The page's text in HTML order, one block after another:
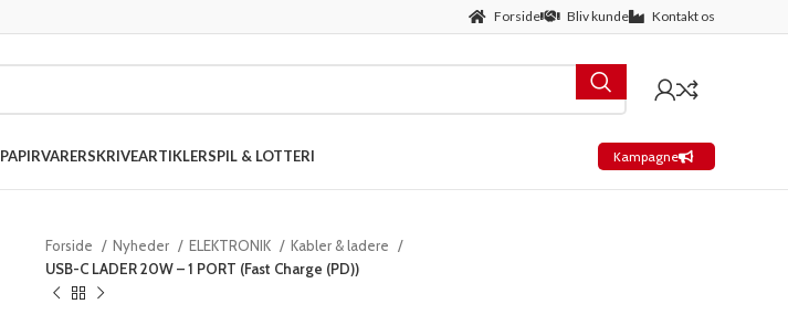
Forside Bliv kunde Kontakt os
PAPIRVARERSKRIVEARTIKLERSPIL & LOTTERI Kampagne
Forside Nyheder ELEKTRONIK
Kabler & ladere
USB-C LADER 20W – 1 PORT (Fast Charge (PD))